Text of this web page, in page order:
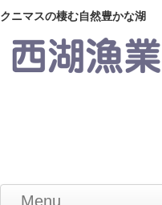
クニマスの棲む自然豊かな湖
Menu